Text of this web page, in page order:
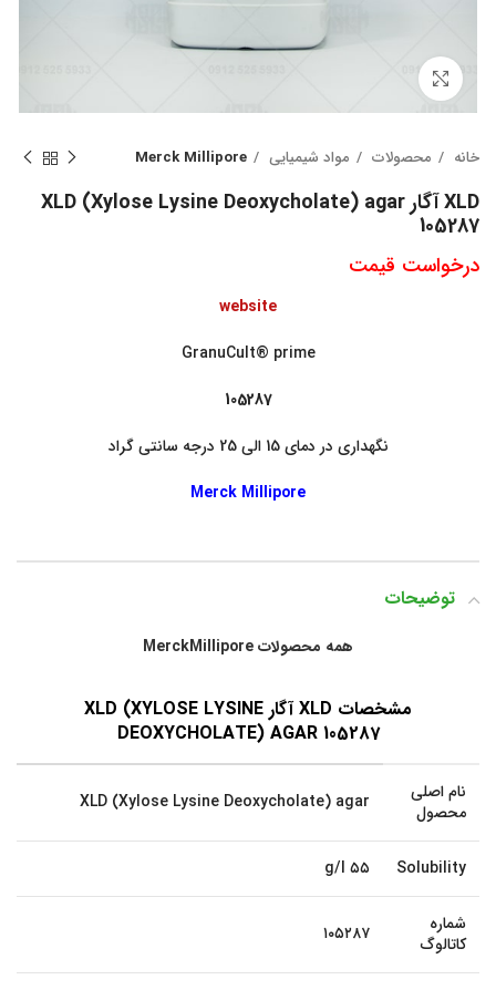
خانه محصولات مواد شیمیایی Merck Millipore
XLD آگار XLD (Xylose Lysine Deoxycholate) agar
105287
درخواست قیمت
website
GranuCult® prime
105287
نگهداری در دمای 15 الی 25 درجه سانتی گراد
Merck Millipore
توضیحات
همه محصولات MerckMillipore
مشخصات XLD آگار
XLD (XYLOSE LYSINE
DEOXYCHOLATE) AGAR 105287
نام اصلی
محصول
XLD (Xylose Lysine Deoxycholate) agar
Solubility ۵۵ g/l
شماره
کاتالوگ
۱۰۵۲۸۷